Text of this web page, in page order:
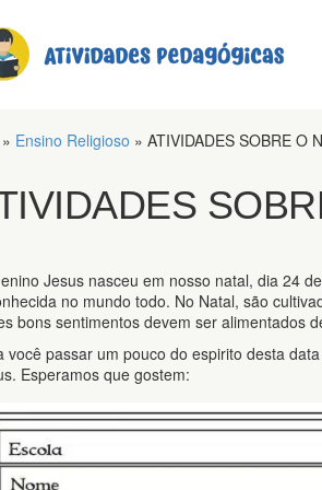
» Ensino Religioso » ATIVIDADES SOBRE O
Jesus nasceu em nosso natal, dia 24
no mundo todo. No Natal, são
bons sentimentos devem ser alimentados
você passar um pouco do espirito desta
Esperamos que gostem: